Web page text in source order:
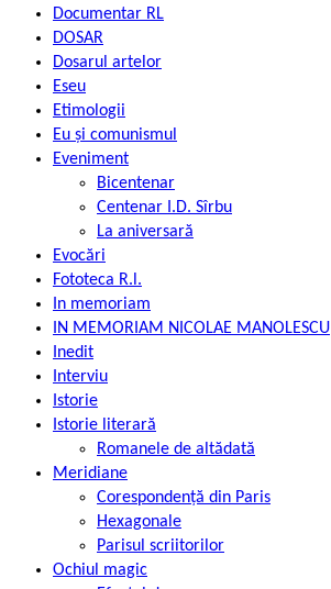
Documentar RL
DOSAR
Dosarul artelor
Eseu
Etimologii
Eu și comunismul
Eveniment
Bicentenar
Centenar I.D. Sîrbu
La aniversară
Evocări
Fototeca R.l.
In memoriam
IN MEMORIAM NICOLAE MANOLESCU
Inedit
Interviu
Istorie
Istorie literară
Romanele de altădată
Meridiane
Corespondență din Paris
Hexagonale
Parisul scriitorilor
Ochiul magic